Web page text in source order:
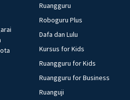
Ruangguru
Roboguru Plus
Dafa dan Lulu
Kursus for Kids
Ruangguru for Kids
Ruangguru for Business
Ruanguji